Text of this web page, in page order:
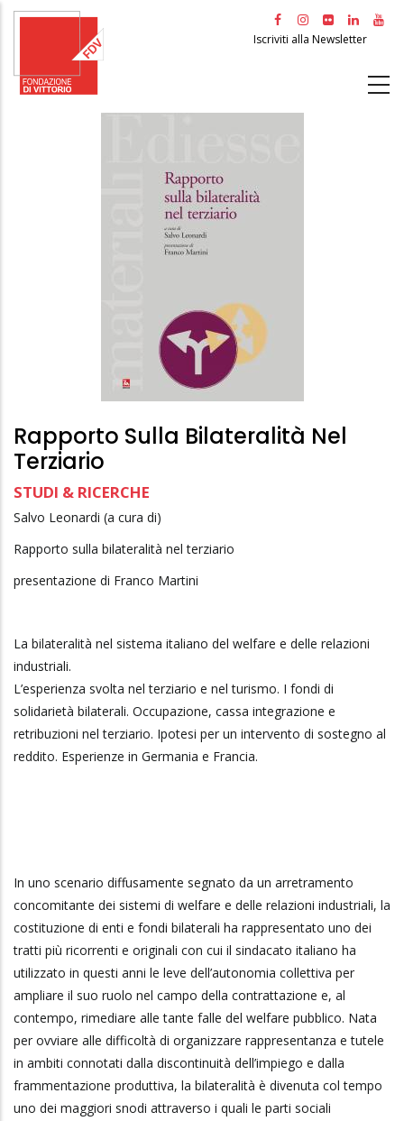
Salta
principale
Iscriviti alla Newsletter
Rapporto Sulla Bilateralità Nel
Terziario
STUDI & RICERCHE
Salvo Leonardi (a cura di)
Rapporto sulla bilateralità nel terziario
presentazione di Franco Martini
La bilateralità nel sistema italiano del welfare e delle relazioni
industriali.
L’esperienza svolta nel terziario e nel turismo. I fondi di
solidarietà bilaterali. Occupazione, cassa integrazione e
retribuzioni nel terziario. Ipotesi per un intervento di sostegno al
reddito. Esperienze in Germania e Francia.
In uno scenario diffusamente segnato da un arretramento
concomitante dei sistemi di welfare e delle relazioni industriali, la
costituzione di enti e fondi bilaterali ha rappresentato uno dei
tratti più ricorrenti e originali con cui il sindacato italiano ha
utilizzato in questi anni le leve dell’autonomia collettiva per
ampliare il suo ruolo nel campo della contrattazione e, al
contempo, rimediare alle tante falle del welfare pubblico. Nata
per ovviare alle difficoltà di organizzare rappresentanza e tutele
in ambiti connotati dalla discontinuità dell’impiego e dalla
frammentazione produttiva, la bilateralità è divenuta col tempo
uno dei maggiori snodi attraverso i quali le parti sociali